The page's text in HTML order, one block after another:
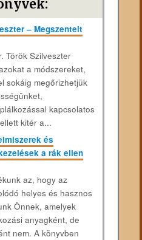
– Megszentelt
Török Szilveszter
a módszereket,
sokáig megőrizhetjük
kapcsolatos
kitér a...
és
a rák ellen
az, hogy az
helyes és hasznos
Önnek, amelyek
anyagként, de
nem. A könyvben